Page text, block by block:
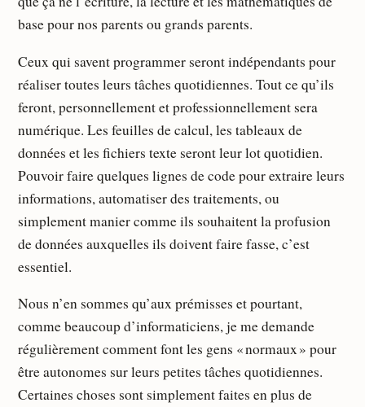
base pour nos parents ou grands parents.
Ceux qui savent programmer seront indépendants pour
réaliser toutes leurs tâches quotidiennes. Tout ce qu’ils
feront, personnellement et professionnellement sera
numérique. Les feuilles de calcul, les tableaux de
données et les fichiers texte seront leur lot quotidien.
Pouvoir faire quelques lignes de code pour extraire leurs
informations, automatiser des traitements, ou
simplement manier comme ils souhaitent la profusion
de données auxquelles ils doivent faire fasse, c’est
essentiel.
Nous n’en sommes qu’aux prémisses et pourtant,
comme beaucoup d’informaticiens, je me demande
régulièrement comment font les gens « normaux » pour
être autonomes sur leurs petites tâches quotidiennes.
Certaines choses sont simplement faites en plus de